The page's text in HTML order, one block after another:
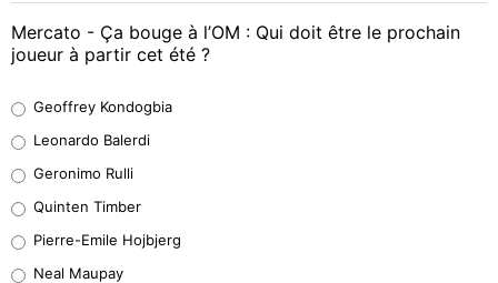
Mercato - Ça bouge à l’OM : Qui doit être le prochain
joueur à partir cet été ?
38%
32%
5%
Geoffrey Kondogbia
Leonardo Balerdi
Geronimo Rulli
Quinten Timber
Pierre-Emile Hojbjerg
Neal Maupay